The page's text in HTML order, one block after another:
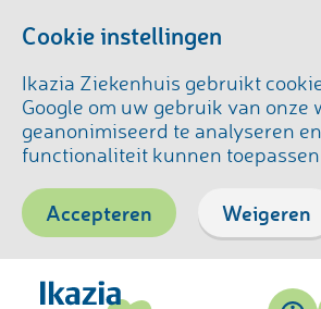
Cookie instellingen
Ikazia Ziekenhuis gebruikt
Google om uw gebruik van onze
geanonimiseerd te analyseren
functionaliteit kunnen toepassen
Accepteren Weigeren